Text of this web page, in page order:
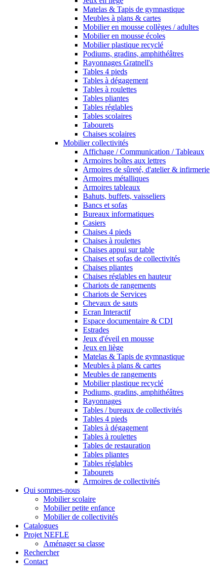
Matelas & Tapis de gymnastique
Meubles à plans & cartes
Mobilier en mousse collèges / adultes
Mobilier en mousse écoles
Mobilier plastique recyclé
Podiums, gradins, amphithéâtres
Rayonnages Gratnell's
Tables 4 pieds
Tables à dégagement
Tables à roulettes
Tables pliantes
Tables réglables
Tables scolaires
Tabourets
Chaises scolaires
Mobilier collectivités
Affichage / Communication / Tableaux
Armoires boîtes aux lettres
Armoires de sûreté, d'atelier & infirmerie
Armoires métalliques
Armoires tableaux
Bahuts, buffets, vaisseliers
Bancs et sofas
Bureaux informatiques
Casiers
Chaises 4 pieds
Chaises à roulettes
Chaises appui sur table
Chaises et sofas de collectivités
Chaises pliantes
Chaises réglables en hauteur
Chariots de rangements
Chariots de Services
Chevaux de sauts
Ecran Interactif
Espace documentaire & CDI
Estrades
Jeux d'éveil en mousse
Jeux en liège
Matelas & Tapis de gymnastique
Meubles à plans & cartes
Meubles de rangements
Mobilier plastique recyclé
Podiums, gradins, amphithéâtres
Rayonnages
Tables / bureaux de collectivités
Tables 4 pieds
Tables à dégagement
Tables à roulettes
Tables de restauration
Tables pliantes
Tables réglables
Tabourets
Armoires de collectivités
Qui sommes-nous
Mobilier scolaire
Mobilier petite enfance
Mobilier de collectivités
Catalogues
Projet NEFLE
Aménager sa classe
Rechercher
Contact